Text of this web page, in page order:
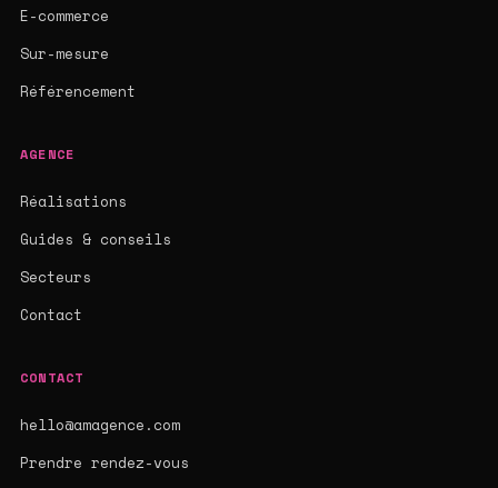
E-commerce
Sur-mesure
Référencement
AGENCE
Réalisations
Guides & conseils
Secteurs
Contact
CONTACT
hello@amagence.com
Prendre rendez-vous